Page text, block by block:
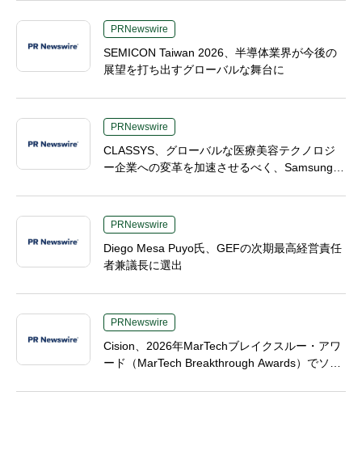
PRNewswire
SEMICON Taiwan 2026、半導体業界が今後の
展望を打ち出すグローバルな舞台に
PRNewswire
CLASSYS、グローバルな医療美容テクノロジ
ー企業への変革を加速させるべく、Samsung El
PRNewswire
Diego Mesa Puyo氏、GEFの次期最高経営責任
者兼議長に選出
PRNewswire
Cision、2026年MarTechブレイクスルー・アワ
ード（MarTech Breakthrough Awards）でソー